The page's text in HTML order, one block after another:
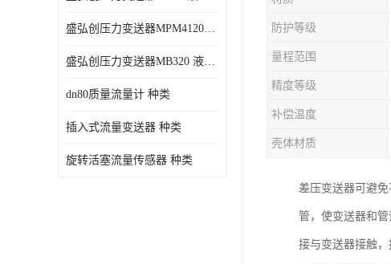
盛弘创压力变送器MPM4120C 液体压力传感器负压计
盛弘创压力变送器MB320 液体压力传感器负压计
dn80质量流量计 种类
插入式流量变送器 种类
旋转活塞流量传感器 种类
防护等级
量程范围
精度等级
补偿温度
壳体材质
差压变送器可避
管，使变送器和
接与变送器接触，